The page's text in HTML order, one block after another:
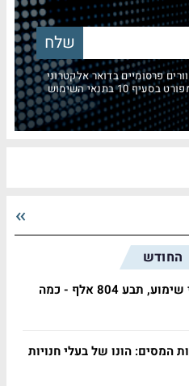
פרסומיים בדואר אלקטרוני
בתנאי השימוש
החודש
פוטר אחרי 29 שנה בלי שימוע, תבע 804 אלף - כמה
המסים: הונו של בעלי חנויות